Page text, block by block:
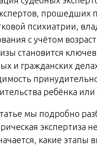
прошедших
психиатрии,
с учётом
становится
и гражданских
ребёнка
мы подробно
экспертиза
какие этапы